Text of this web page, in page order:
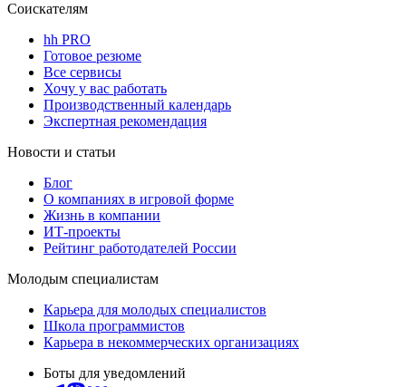
Соискателям
hh PRO
Готовое резюме
Все сервисы
Хочу у вас работать
Производственный календарь
Экспертная рекомендация
Новости и статьи
Блог
О компаниях в игровой форме
Жизнь в компании
ИТ-проекты
Рейтинг работодателей России
Молодым специалистам
Карьера для молодых специалистов
Школа программистов
Карьера в некоммерческих организациях
Боты для уведомлений